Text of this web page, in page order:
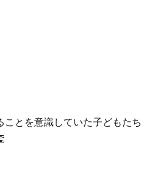
とを意識していた子どもたち